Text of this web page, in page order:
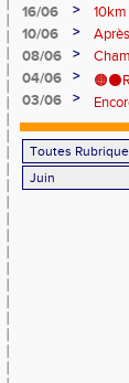
16/06
>
10/06
>
très
08/06 >
04/06
>
03/06
>